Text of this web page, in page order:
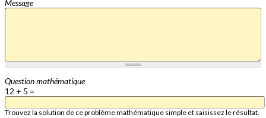
Message
Question mathématique
12 + 5 =
Trouvez la solution de ce problème mathématique simple et saisissez le résultat.